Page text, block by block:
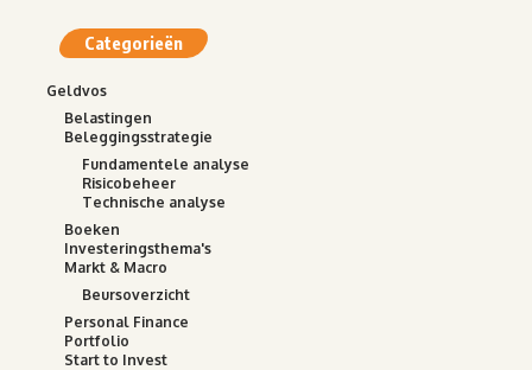
Categorieën
Geldvos
Belastingen
Beleggingsstrategie
Fundamentele analyse
Risicobeheer
Technische analyse
Boeken
Investeringsthema's
Markt & Macro
Beursoverzicht
Personal Finance
Portfolio
Start to Invest